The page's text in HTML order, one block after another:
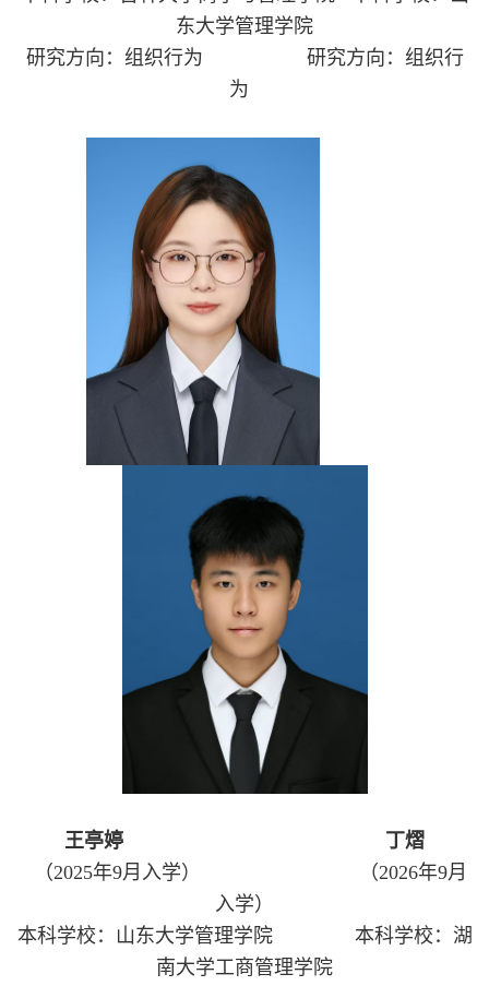
东大学管理学院
研究方向：组织行为
研究方向：组织行
为
王亭婷 丁熠
（2025年9月入学）
（2026年9月
入学）
本科学校：山东大学管理学院 本科学校：湖
南大学工商管理学院